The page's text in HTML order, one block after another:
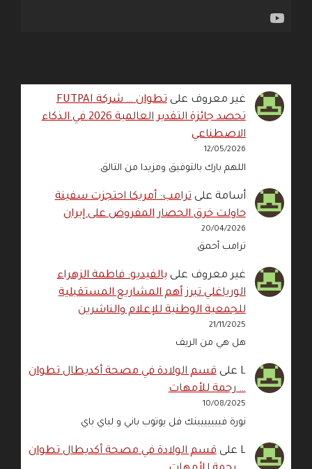
غير معروف على
تطوان … شركة FUTPAI
تحصد جائزة التقدير العالمية 2026 في الذكاء
الاصطناعي
12/05/2026
اللهم بارك بالتوفيق ومزيدا من التالق.
أسامة علىترامب: أمريكا احتجزت سفينة
حاولت خرق الحصار المفروض على إيران
20/04/2026
ترامب أحمق
غير معروف علىبالفيديو: فاطمة الزهراء
الورياغلي تبرز أهم المشاريع المستقبلية
للجمعية الوطنية للإعلام والناشرين
21/11/2025
هل هي من الريف
L علىقسم الولادة في مصحة أكديطال تطوان
… رحمة للأمهات
10/08/2025
نورة فييييييينك فل يوتوب باني و لباي باي
L علىقسم الولادة في مصحة أكديطال تطوان